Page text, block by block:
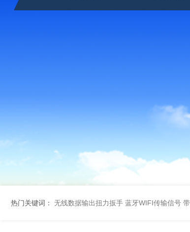
热门关键词： 无线数据输出扭力扳手 蓝牙WIFI传输信号